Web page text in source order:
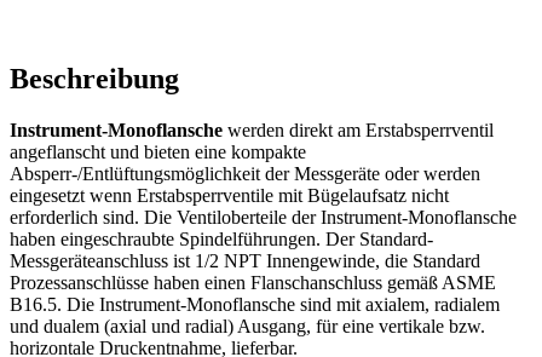
Beschreibung
Instrument-Monoflansche werden direkt am Erstabsperrventil
angeflanscht und bieten eine kompakte
Absperr-/Entlüftungsmöglichkeit der Messgeräte oder werden
eingesetzt wenn Erstabsperrventile mit Bügelaufsatz nicht
erforderlich sind. Die Ventiloberteile der Instrument-Monoflansche
haben eingeschraubte Spindelführungen. Der Standard-
Messgeräteanschluss ist 1/2 NPT Innengewinde, die Standard
Prozessanschlüsse haben einen Flanschanschluss gemäß ASME
B16.5. Die Instrument-Monoflansche sind mit axialem, radialem
und dualem (axial und radial) Ausgang, für eine vertikale bzw.
horizontale Druckentnahme, lieferbar.